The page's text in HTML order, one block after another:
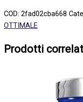
COD: 2fad02cba668
OTTIMALE
Prodotti